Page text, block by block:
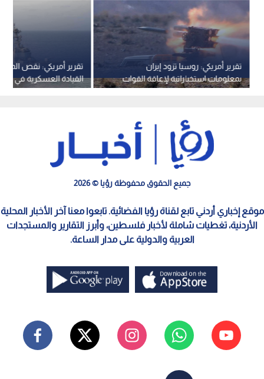
تقرير أمريكي: نقص
القيادة العسكرية في
بين حماية الولايات
تقرير أمريكي: روسيا تزود إيران
بمعلومات استخباراتية لإعاقة القوات
الأمريكية
جميع الحقوق محفوظة رؤيا © 2026
موقع إخباري أردني تابع لقناة رؤيا الفضائية. تابعوا معنا آخر الأخبار المحلية
الأردنية، تغطيات شاملة لأخبار فلسطين، وأبرز التقارير والمستجدات
العربية والدولية على مدار الساعة.